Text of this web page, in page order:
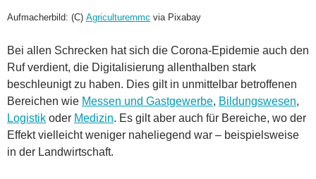
Aufmacherbild: (C) Agriculturemmc via Pixabay
Bei allen Schrecken hat sich die Corona-Epidemie auch den
Ruf verdient, die Digitalisierung allenthalben stark
beschleunigt zu haben. Dies gilt in unmittelbar betroffenen
Bereichen wie Messen und Gastgewerbe, Bildungswesen,
Logistik oder Medizin. Es gilt aber auch für Bereiche, wo der
Effekt vielleicht weniger naheliegend war – beispielsweise
in der Landwirtschaft.